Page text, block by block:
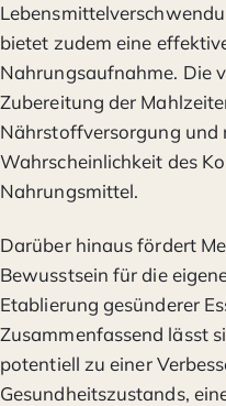
bietet zudem eine
Nahrungsaufnahme. Die
Zubereitung der
Nährstoffversorgung und
Wahrscheinlichkeit des
Nahrungsmittel.
Darüber hinaus fördert
Bewusstsein für die
Etablierung gesünderer
Zusammenfassend lässt
potentiell zu einer
Gesundheitszustands,